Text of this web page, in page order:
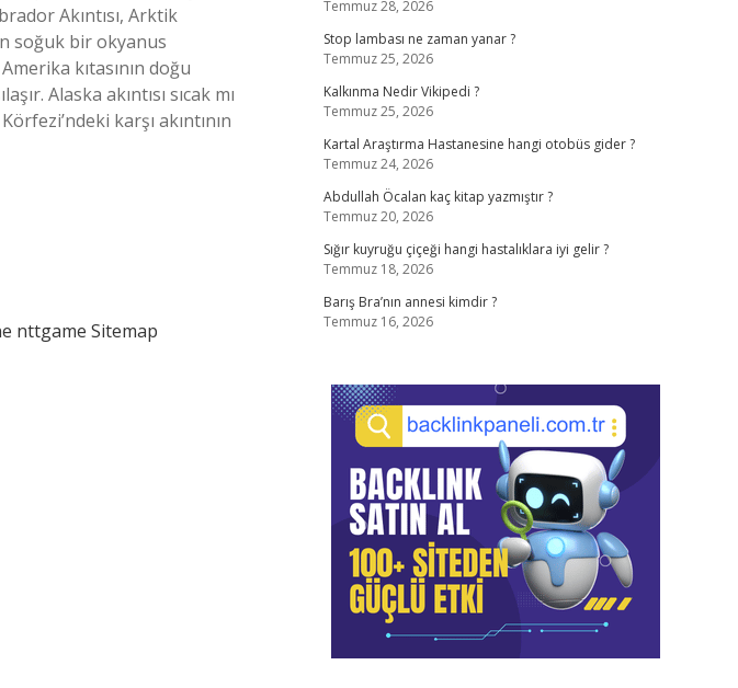
Akıntısı, Arktik
soğuk bir okyanus
kıtasının doğu
Alaska akıntısı sıcak mı
karşı akıntının
nttgame Sitemap
Temmuz 28, 2026
Stop lambası ne zaman yanar ?
Temmuz 25, 2026
Kalkınma Nedir Vikipedi ?
Temmuz 25, 2026
Kartal Araştırma Hastanesine hangi otobüs gider ?
Temmuz 24, 2026
Abdullah Öcalan kaç kitap yazmıştır ?
Temmuz 20, 2026
Sığır kuyruğu çiçeği hangi hastalıklara iyi gelir ?
Temmuz 18, 2026
Barış Bra’nın annesi kimdir ?
Temmuz 16, 2026